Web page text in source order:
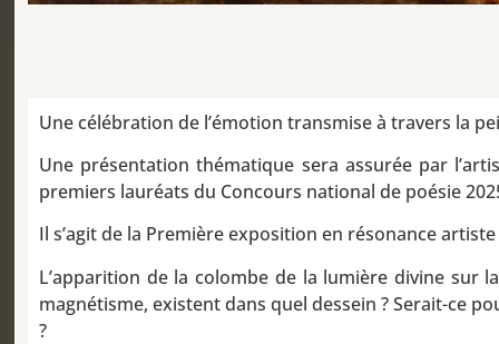
Une célébration de l’émotion transmise à travers la
Une présentation thématique sera assurée par
premiers lauréats du Concours national de poésie
Il s’agit de la Première exposition en résonance
L’apparition de la colombe de la lumière divine sur
magnétisme, existent dans quel dessein ? Serait-ce
?